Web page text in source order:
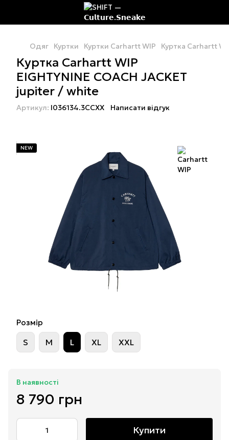
Одяг Куртки Куртки Carhartt WIP Куртка Carhartt
Куртка Carhartt WIP
EIGHTYNINE COACH JACKET
jupiter / white
Артикул: I036134.3CCXX Написати відгук
NEW
Розмір
S M L XL XXL
В наявності
8 790 грн
Купити